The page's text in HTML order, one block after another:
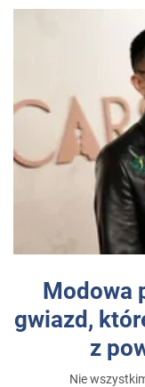
Modowa
gwiazd,
z
Nie